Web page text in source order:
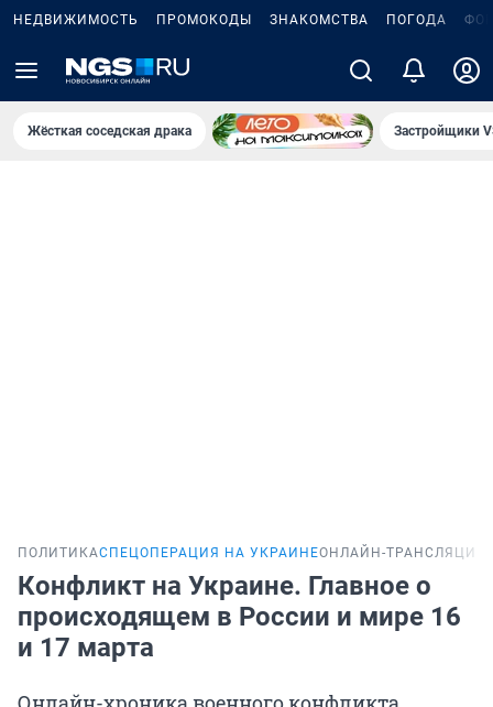
НЕДВИЖИМОСТЬ ПРОМОКОДЫ ЗНАКОМСТВА ПОГОДА
Жёсткая соседская драка Застройщики
ПОЛИТИКАСПЕЦОПЕРАЦИЯ НА УКРАИНЕОНЛАЙН-ТРАНСЛЯЦИЯ
Конфликт на Украине. Главное о
происходящем в России и мире 16
и 17 марта